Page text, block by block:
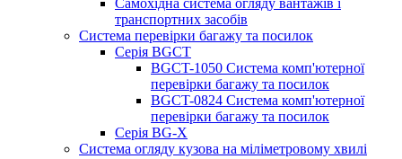
Самохідна система огляду вантажів і
транспортних засобів
Система перевірки багажу та посилок
Серія BGCT
BGCT-1050 Система комп'ютерної
перевірки багажу та посилок
BGCT-0824 Система комп'ютерної
перевірки багажу та посилок
Серія BG-X
Система огляду кузова на міліметровому хвилі